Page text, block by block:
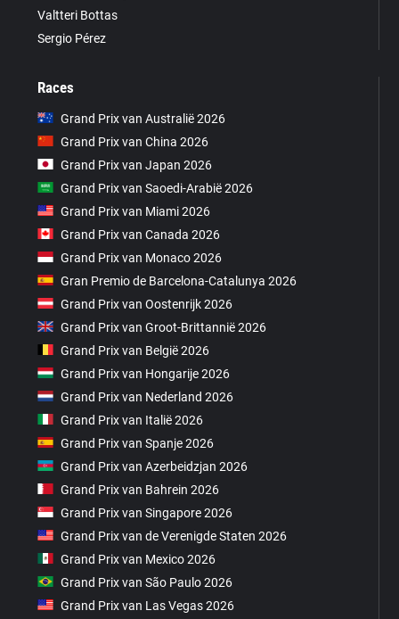
Valtteri Bottas
Sergio Pérez
Races
Grand Prix van Australië 2026
Grand Prix van China 2026
Grand Prix van Japan 2026
Grand Prix van Saoedi-Arabië 2026
Grand Prix van Miami 2026
Grand Prix van Canada 2026
Grand Prix van Monaco 2026
Gran Premio de Barcelona-Catalunya 2026
Grand Prix van Oostenrijk 2026
Grand Prix van Groot-Brittannië 2026
Grand Prix van België 2026
Grand Prix van Hongarije 2026
Grand Prix van Nederland 2026
Grand Prix van Italië 2026
Grand Prix van Spanje 2026
Grand Prix van Azerbeidzjan 2026
Grand Prix van Bahrein 2026
Grand Prix van Singapore 2026
Grand Prix van de Verenigde Staten 2026
Grand Prix van Mexico 2026
Grand Prix van São Paulo 2026
Grand Prix van Las Vegas 2026